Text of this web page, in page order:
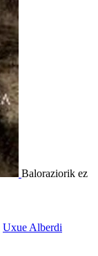
Baloraziorik ez
Uxue Alberdi